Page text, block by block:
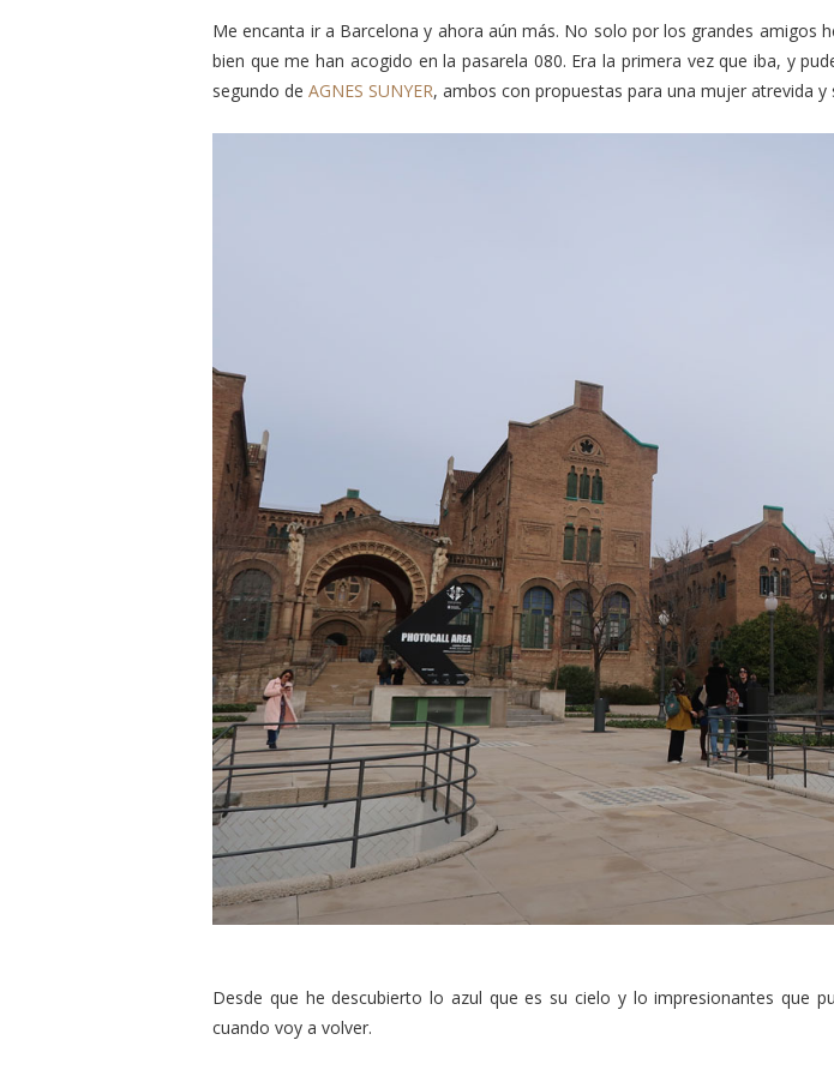
Me encanta ir a Barcelona y ahora aún más. No solo por los grandes
bien que me han acogido en la pasarela 080. Era la primera vez que iba, y
segundo de AGNES SUNYER, ambos con propuestas para una mujer atrevida
Desde que he descubierto lo azul que es su cielo y lo impresionantes que
cuando voy a volver.